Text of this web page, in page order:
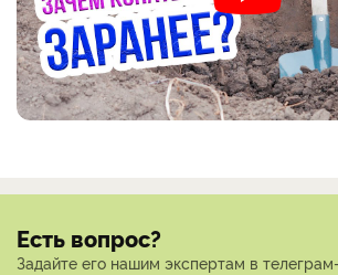
Есть вопрос?
Задайте его нашим экспертам в